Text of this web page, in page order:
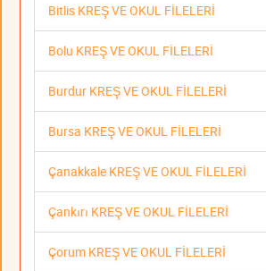
Bitlis KREŞ VE OKUL FİLELERİ
Bolu KREŞ VE OKUL FİLELERİ
Burdur KREŞ VE OKUL FİLELERİ
Bursa KREŞ VE OKUL FİLELERİ
Çanakkale KREŞ VE OKUL FİLELERİ
Çankırı KREŞ VE OKUL FİLELERİ
Çorum KREŞ VE OKUL FİLELERİ